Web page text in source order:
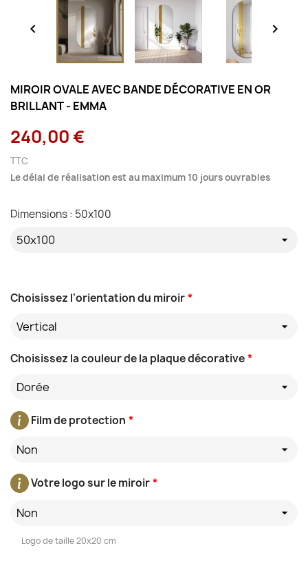
 
MIROIR OVALE AVEC BANDE DÉCORATIVE EN OR
BRILLANT - EMMA
240,00 €
TTC
Le délai de réalisation est au maximum 10 jours ouvrables
*
Choisissez l'orientation du miroir
Vertical
*
Choisissez la couleur de la plaque décorative
Dorée
*
Film de protection
Non
*
Votre logo sur le miroir
Non
Logo de taille 20x20 cm
Dimensions : 50x100